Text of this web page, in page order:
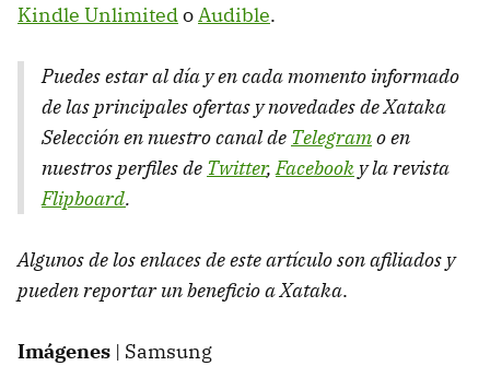
Kindle UnlimitedoAudible.
Puedes estar al día y en cada momento informado
de las principales ofertas y novedades de Xataka
Selección en nuestro canal de Telegramo en
nuestros perfiles de Twitter,Facebook y la revista
Flipboard.
Algunos de los enlaces de este artículo son afiliados y
pueden reportar un beneficio a Xataka.
Imágenes | Samsung